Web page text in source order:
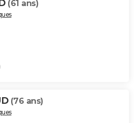
(61 ans)
(76 ans)